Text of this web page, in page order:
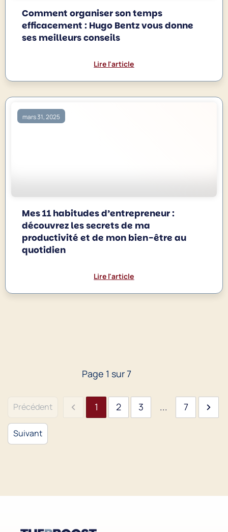
Comment organiser son temps
efficacement : Hugo Bentz vous donne
ses meilleurs conseils
Lire l'article
mars 31, 2025
Mes 11 habitudes d’entrepreneur :
découvrez les secrets de ma
productivité et de mon bien-être au
quotidien
Lire l'article
Page 1 sur7
Précédent 1 2 3 ... 7
Suivant